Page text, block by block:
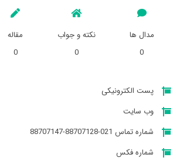
مدال ها
0
نکته و جواب
0
مقاله
0
پست الکترونیکی
وب سایت
شماره تماس 021-88707128-88707147
شماره فکس